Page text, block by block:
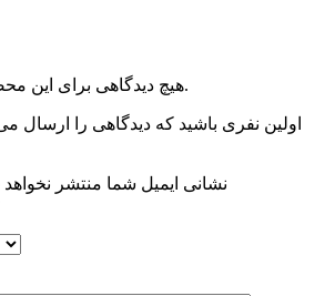
هیچ دیدگاهی برای این محصول نوشته نشده است.
اولین نفری باشید که دیدگاهی را ارسال
نشانی ایمیل شما منتشر